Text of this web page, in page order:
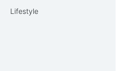
Lifestyle